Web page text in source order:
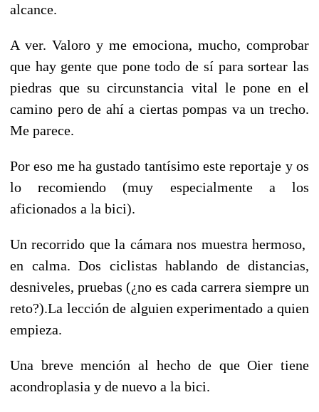
alcance.
A ver. Valoro y me emociona, mucho, comprobar
que hay gente que pone todo de sí para sortear las
piedras que su circunstancia vital le pone en el
camino pero de ahí a ciertas pompas va un trecho.
Me parece.
Por eso me ha gustado tantísimo este reportaje y os
lo recomiendo (muy especialmente a los
aficionados a la bici).
Un recorrido que la cámara nos muestra hermoso,
en calma. Dos ciclistas hablando de distancias,
desniveles, pruebas (¿no es cada carrera siempre un
reto?).La lección de alguien experimentado a quien
empieza.
Una breve mención al hecho de que Oier tiene
acondroplasia y de nuevo a la bici.